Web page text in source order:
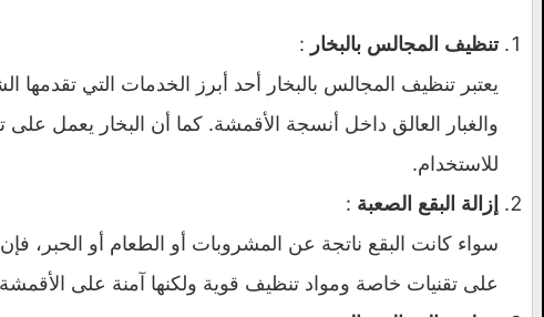
تنظيف المجالس بالبخار :
يعتبر تنظيف المجالس بالبخار أحد أبرز الخدمات التي تقدمها
والغبار العالق داخل أنسجة الأقمشة. كما أن البخار يعمل على
للاستخدام.
إزالة البقع الصعبة :
سواء كانت البقع ناتجة عن المشروبات أو الطعام أو الحبر،
على تقنيات خاصة ومواد تنظيف قوية ولكنها آمنة على